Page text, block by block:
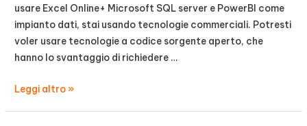
sicurezza
usare Excel Online+ Microsoft SQL server e PowerBI come
impianto dati, stai usando tecnologie commerciali. Potresti
voler usare tecnologie a codice sorgente aperto, che
hanno lo svantaggio di richiedere …
Impianto
Leggi altro »